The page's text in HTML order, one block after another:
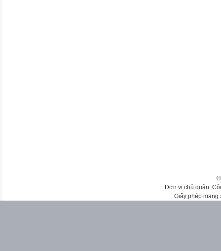
Đơn vị chủ quản:
Giấy phép mạng